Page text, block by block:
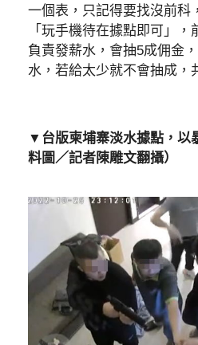
一個表，只記得要找沒前科
「玩手機待在據點即可」
負責發薪水，會抽5成佣金
水，若給太少就不會抽成，
▼台版柬埔寨淡水據點，以
料圖／記者陳雕文翻攝）